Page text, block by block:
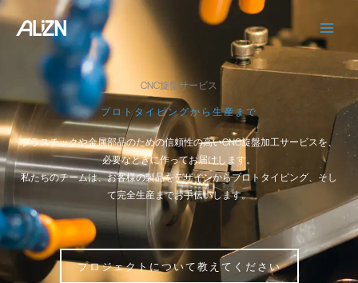
コ
ン
へ
ス
キ
ッ
プ
CNC旋盤サービス
プロトタイピングから生産まで
プラスチックや金属部品のための信頼性の高いCNC旋盤加工サービスを、
必要なときに作ってお届けします。
私たちのチームは、お客様の製品をデザインからプロトタイピング、そし
て完全生産までお手伝いします。
プロジェクトについて教えてください